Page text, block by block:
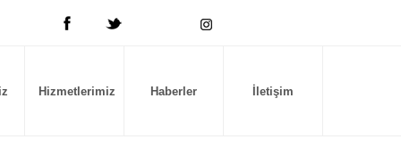
Hizmetlerimiz Haberler İletişim